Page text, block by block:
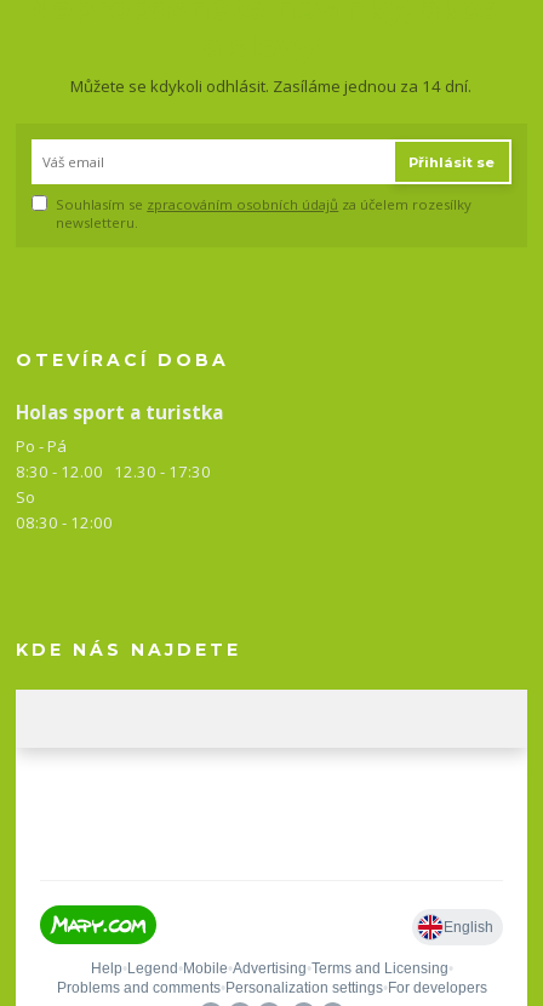
Můžete se kdykoli odhlásit. Zasíláme jednou za 14 dní.
Přihlásit se
Souhlasím se zpracováním osobních údajů za účelem rozesílky
newsletteru.
OTEVÍRACÍ DOBA
Holas sport a turistka
Po - Pá
8:30 - 12.00 12.30 - 17:30
So
08:30 - 12:00
KDE NÁS NAJDETE